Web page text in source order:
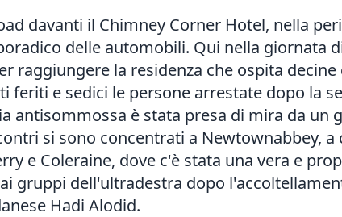
davanti il Chimney Corner Hotel, nella
delle automobili. Qui nella giornata
raggiungere la residenza che ospita
feriti e sedici le persone arrestate dopo la
antisommossa è stata presa di mira da
si sono concentrati a Newtownabbey,
e Coleraine, dove c'è stata una vera e
gruppi dell'ultradestra dopo
Hadi Alodid.